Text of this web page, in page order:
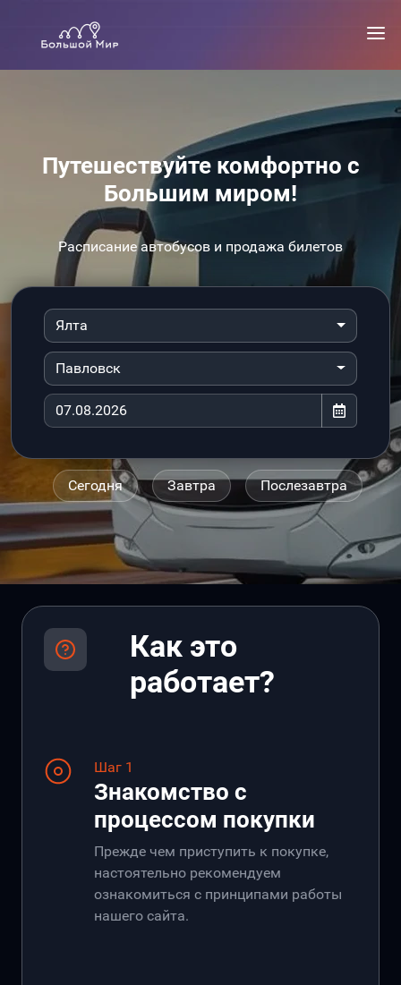
Путешествуйте комфортно с
Большим миром!
Расписание автобусов и продажа билетов
Ялта
Павловск
Сегодня Завтра Послезавтра
Как это
работает?
Шаг 1
Знакомство с
процессом покупки
Прежде чем приступить к покупке,
настоятельно рекомендуем
ознакомиться с принципами работы
нашего сайта.